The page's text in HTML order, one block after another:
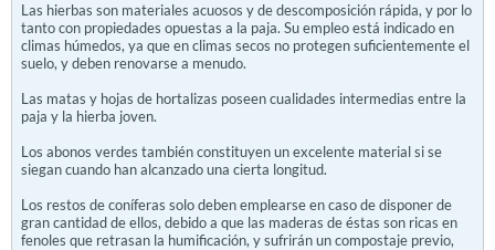
Las hierbas son materiales acuosos y de descomposición rápida, y por lo
tanto con propiedades opuestas a la paja. Su empleo está indicado en
climas húmedos, ya que en climas secos no protegen suficientemente el
suelo, y deben renovarse a menudo.
Las matas y hojas de hortalizas poseen cualidades intermedias entre la
paja y la hierba joven.
Los abonos verdes también constituyen un excelente material si se
siegan cuando han alcanzado una cierta longitud.
Los restos de coníferas solo deben emplearse en caso de disponer de
gran cantidad de ellos, debido a que las maderas de éstas son ricas en
fenoles que retrasan la humificación, y sufrirán un compostaje previo,